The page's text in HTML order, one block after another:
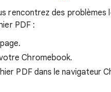
rencontrez des problèmes
PDF :
Chromebook.
PDF dans le navigateur